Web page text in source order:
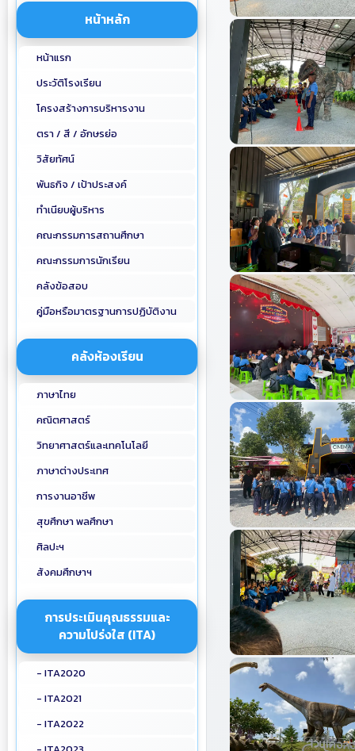
หน้าหลัก
หน้าแรก
ประวัติโรงเรียน
โครงสร้างการบริหารงาน
ตรา / สี / อักษรย่อ
วิสัยทัศน์
พันธกิจ / เป้าประสงค์
ทำเนียบผู้บริหาร
คณะกรรมการสถานศึกษา
คณะกรรมการนักเรียน
คลังข้อสอบ
คู่มือหรือมาตรฐานการปฏิบัติงาน
คลังห้องเรียน
ภาษาไทย
คณิตศาสตร์
วิทยาศาสตร์และเทคโนโลยี
ภาษาต่างประเทศ
การงานอาชีพ
สุขศึกษา พลศึกษา
ศิลปะฯ
สังคมศึกษาฯ
การประเมินคุณธรรมและ
ความโปร่งใส (ITA)
- ITA2020
- ITA2021
- ITA2022